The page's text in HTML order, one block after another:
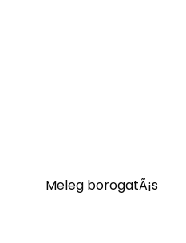
Meleg borogatÃ¡s